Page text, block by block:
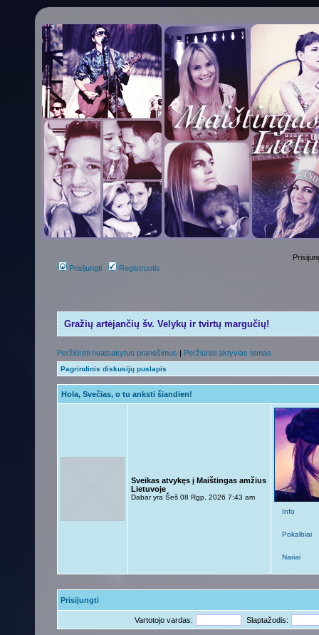
Prisijungti Registruotis
Gražių artėjančių šv. Velykų ir tvirtų margučių!
Peržiūrėti neatsakytus pranešimus | Peržiūrėti aktyvias temas
Pagrindinis diskusijų puslapis
Hola, Svečias, o tu anksti šiandien!
Sveikas atvykęs į Maištingas amžius
Lietuvoje
Dabar yra Šeš 08 Rgp, 2026 7:43 am
Info
Pokalbiai
Nariai
Prisijungti
Vartotojo vardas: Slaptažodis: